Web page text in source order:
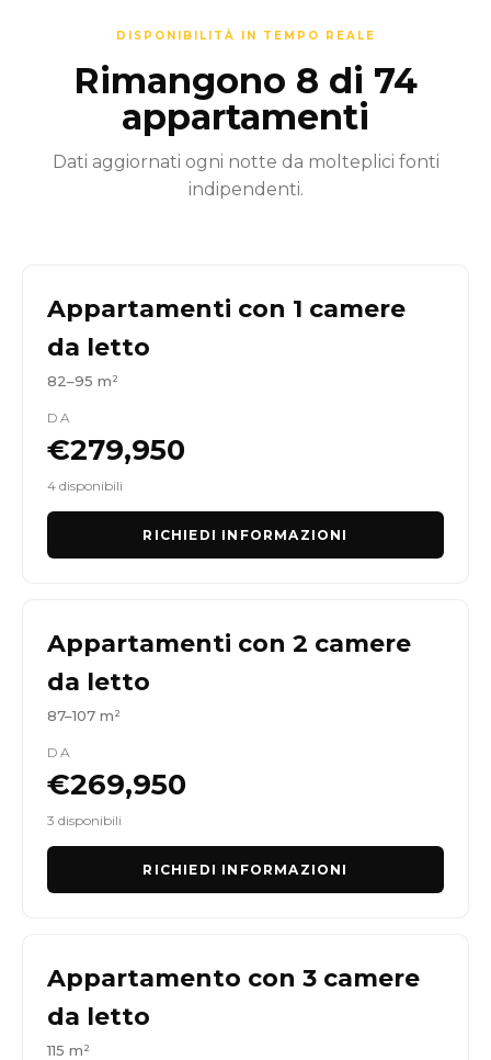
DISPONIBILITÀ IN TEMPO REALE
Rimangono 8 di 74
appartamenti
Dati aggiornati ogni notte da molteplici fonti
indipendenti.
Appartamenti con 1 camere
da letto
82–95 m²
DA
€279,950
4 disponibili
RICHIEDI INFORMAZIONI
Appartamenti con 2 camere
da letto
87–107 m²
DA
€269,950
3 disponibili
RICHIEDI INFORMAZIONI
Appartamento con 3 camere
da letto
115 m²